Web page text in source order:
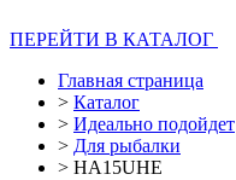
ПЕРЕЙТИ В КАТАЛОГ
Главная страница
> Каталог
> Идеально подойдет
> Для рыбалки
> HA15UHE